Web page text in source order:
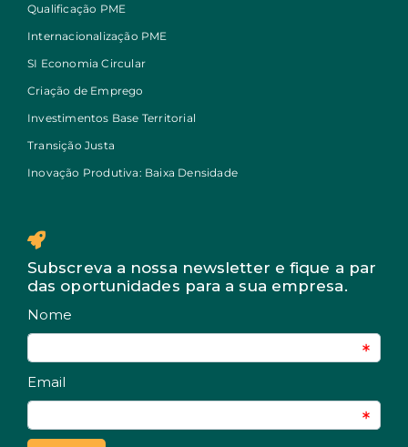
Qualificação PME
Internacionalização PME
SI Economia Circular
Criação de Emprego
Investimentos Base Territorial
Transição Justa
Inovação Produtiva: Baixa Densidade
Subscreva a nossa newsletter e fique a par
das oportunidades para a sua empresa.